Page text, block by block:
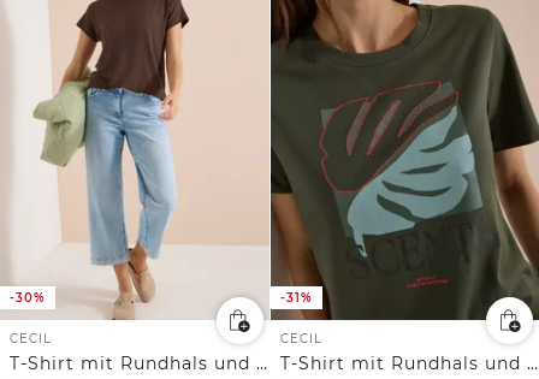
-30%
CECIL
T-Shirt mit Rundhals und Struktur
-31%
CECIL
T-Shirt mit Rundhals und Frontprint